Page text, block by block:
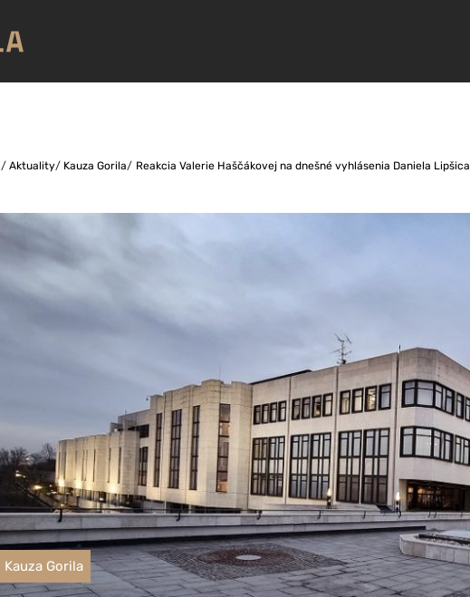
/ Aktuality/ Kauza Gorila/ Reakcia Valerie Haščákovej na dnešné vyhlásenia Daniela Lipšica
Kauza Gorila